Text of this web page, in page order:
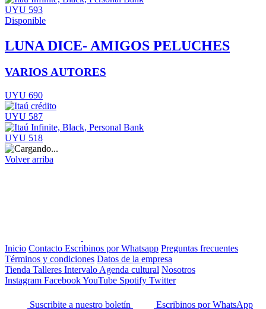
UYU 593
Disponible
LUNA DICE- AMIGOS PELUCHES
VARIOS AUTORES
UYU 690
UYU 587
UYU 518
Volver arriba
Inicio Contacto Escribinos por Whatsapp Preguntas frecuentes
Términos y condiciones Datos de la empresa
Tienda Talleres Intervalo Agenda cultural Nosotros
Instagram FacebookYouTube Spotify Twitter
Suscribite a nuestro boletín
Escribinos por WhatsApp